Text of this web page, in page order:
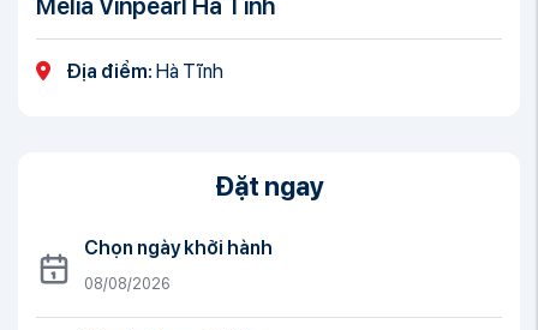
Địa điểm: Hà Tĩnh
Đặt ngay
Chọn ngày khởi hành